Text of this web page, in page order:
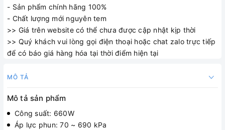
- Sản phẩm chính hãng 100%
- Chất lượng mới nguyên tem
>> Giá trên website có thể chưa được cập nhật kịp thời
>> Quý khách vui lòng gọi điện thoại hoặc chat zalo trực tiếp
để có báo giá hàng hóa tại thời điểm hiện tại
MÔ TẢ
Mô tả sản phẩm
Công suất: 660W
Áp lực phun: 70 ~ 690 kPa